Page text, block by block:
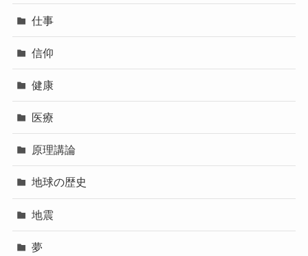
仕事
信仰
健康
医療
原理講論
地球の歴史
地震
夢